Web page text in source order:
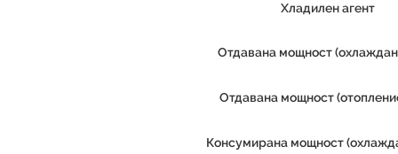
Хладилен агент
Отдавана мощност
Отдавана мощност
Консумирана мощност